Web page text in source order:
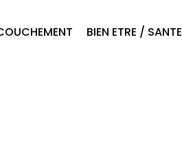
BIEN ETRE / SANTE